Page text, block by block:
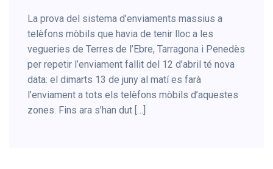
La prova del sistema d’enviaments massius a
telèfons mòbils que havia de tenir lloc a les
vegueries de Terres de l’Ebre, Tarragona i Penedès
per repetir l’enviament fallit del 12 d’abril té nova
data: el dimarts 13 de juny al matí es farà
l’enviament a tots els telèfons mòbils d’aquestes
zones. Fins ara s’han dut […]